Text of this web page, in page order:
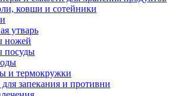
ковши и сотейники
утварь
ножей
посуды
и термокружки
запекания и противни